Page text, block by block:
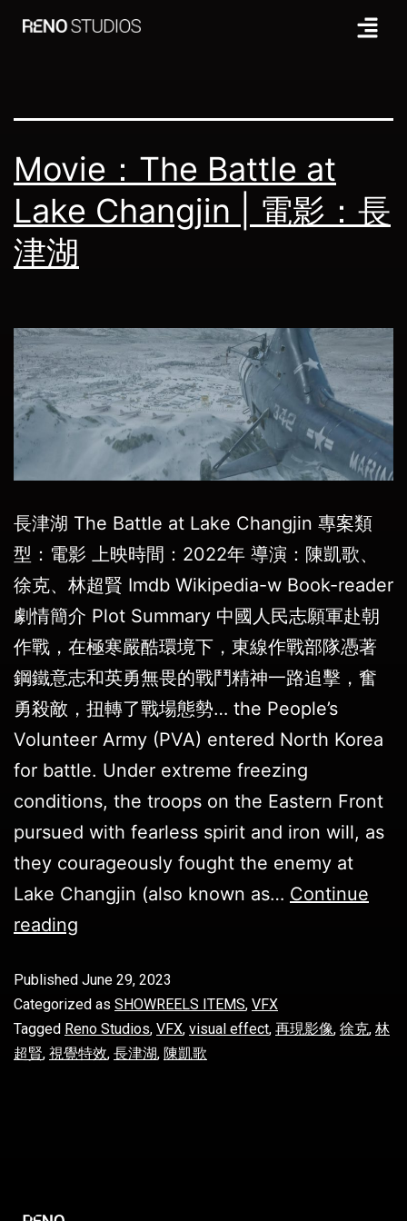
Tag:
Movie：The Battle at
Lake Changjin | 電影：長
津湖
長津湖 The Battle at Lake Changjin 專案類
型：電影 上映時間：2022年 導演：陳凱歌、
徐克、林超賢 Imdb Wikipedia-w Book-reader
劇情簡介 Plot Summary 中國人民志願軍赴朝
作戰，在極寒嚴酷環境下，東線作戰部隊憑著
鋼鐵意志和英勇無畏的戰鬥精神一路追擊，奮
勇殺敵，扭轉了戰場態勢… the People’s
Volunteer Army (PVA) entered North Korea
for battle. Under extreme freezing
conditions, the troops on the Eastern Front
pursued with fearless spirit and iron will, as
they courageously fought the enemy at
Lake Changjin (also known as… Continue
reading
Published June 29, 2023
Categorized as SHOWREELS ITEMS, VFX
Tagged Reno Studios, VFX, visual effect, 再現影像, 徐克, 林
超賢, 視覺特效, 長津湖, 陳凱歌